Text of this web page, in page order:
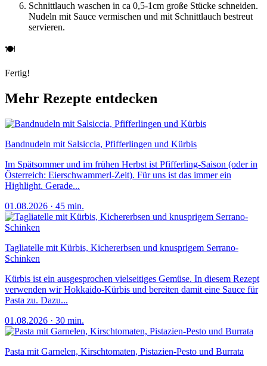
Schnittlauch waschen in ca 0,5-1cm große Stücke schneiden.
Nudeln mit Sauce vermischen und mit Schnittlauch bestreut
servieren.
🍽
Fertig!
Mehr Rezepte entdecken
Bandnudeln mit Salsiccia, Pfifferlingen und Kürbis
Im Spätsommer und im frühen Herbst ist Pfifferling-Saison (oder in
Österreich: Eierschwammerl-Zeit). Für uns ist das immer ein
Highlight. Gerade...
01.08.2026 · 45 min.
Tagliatelle mit Kürbis, Kichererbsen und knusprigem Serrano-
Schinken
Kürbis ist ein ausgesprochen vielseitiges Gemüse. In diesem Rezept
verwenden wir Hokkaido-Kürbis und bereiten damit eine Sauce für
Pasta zu. Dazu...
01.08.2026 · 30 min.
Pasta mit Garnelen, Kirschtomaten, Pistazien-Pesto und Burrata